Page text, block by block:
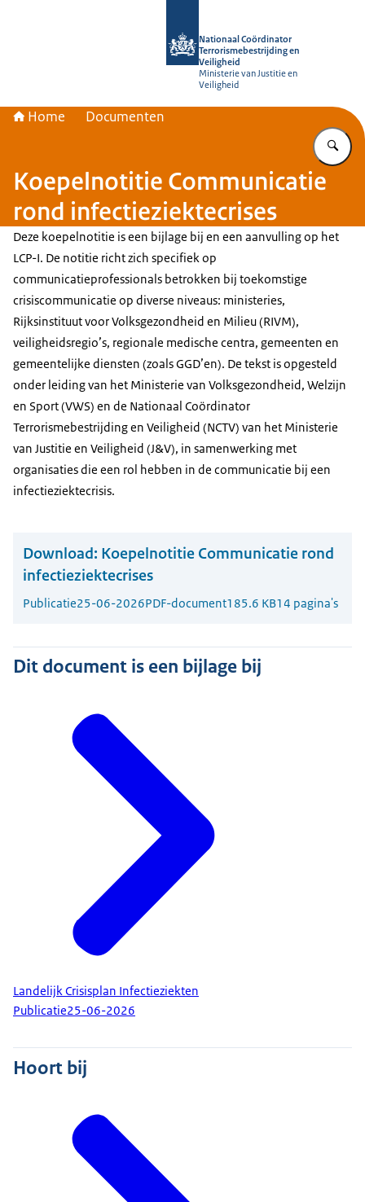
Nationaal Coördinator
Terrorismebestrijding en
Veiligheid
Ministerie van Justitie en
Veiligheid
Home Documenten
Koepelnotitie Communicatie
rond infectieziektecrises
Deze koepelnotitie is een bijlage bij en een aanvulling op het
LCP-I. De notitie richt zich specifiek op
communicatieprofessionals betrokken bij toekomstige
crisiscommunicatie op diverse niveaus: ministeries,
Rijksinstituut voor Volksgezondheid en Milieu (RIVM),
veiligheidsregio’s, regionale medische centra, gemeenten en
gemeentelijke diensten (zoals GGD’en). De tekst is opgesteld
onder leiding van het Ministerie van Volksgezondheid, Welzijn
en Sport (VWS) en de Nationaal Coördinator
Terrorismebestrijding en Veiligheid (NCTV) van het Ministerie
van Justitie en Veiligheid (J&V), in samenwerking met
organisaties die een rol hebben in de communicatie bij een
infectieziektecrisis.
Download: Koepelnotitie Communicatie rond
infectieziektecrises
Publicatie25-06-2026PDF-document185.6 KB14 pagina's
Dit document is een bijlage bij
Landelijk Crisisplan Infectieziekten
Publicatie25-06-2026
Hoort bij